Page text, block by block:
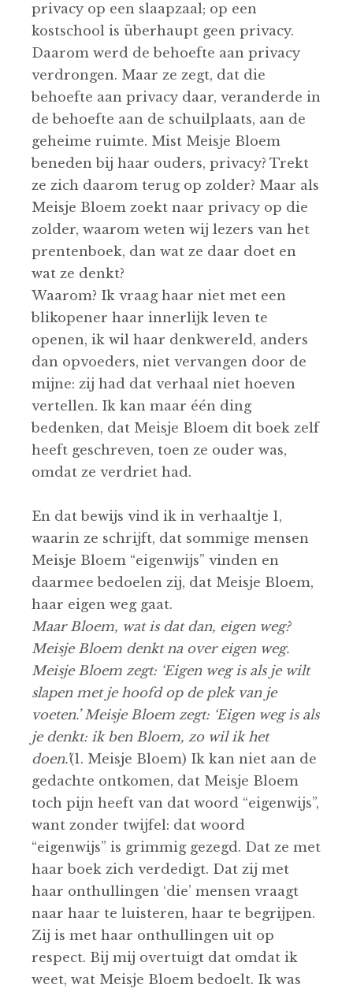
privacy op een slaapzaal; op een
kostschool is überhaupt geen privacy.
Daarom werd de behoefte aan privacy
verdrongen. Maar ze zegt, dat die
behoefte aan privacy daar, veranderde in
de behoefte aan de schuilplaats, aan de
geheime ruimte. Mist Meisje Bloem
beneden bij haar ouders, privacy? Trekt
ze zich daarom terug op zolder? Maar als
Meisje Bloem zoekt naar privacy op die
zolder, waarom weten wij lezers van het
prentenboek, dan wat ze daar doet en
wat ze denkt?
Waarom? Ik vraag haar niet met een
blikopener haar innerlijk leven te
openen, ik wil haar denkwereld, anders
dan opvoeders, niet vervangen door de
mijne: zij had dat verhaal niet hoeven
vertellen. Ik kan maar één ding
bedenken, dat Meisje Bloem dit boek zelf
heeft geschreven, toen ze ouder was,
omdat ze verdriet had.
En dat bewijs vind ik in verhaaltje 1,
waarin ze schrijft, dat sommige mensen
Meisje Bloem “eigenwijs” vinden en
daarmee bedoelen zij, dat Meisje Bloem,
haar eigen weg gaat.
Maar Bloem, wat is dat dan, eigen weg?
Meisje Bloem denkt na over eigen weg.
Meisje Bloem zegt: ‘Eigen weg is als je wilt
slapen met je hoofd op de plek van je
voeten.’ Meisje Bloem zegt: ‘Eigen weg is als
je denkt: ik ben Bloem, zo wil ik het
doen.’(1. Meisje Bloem) Ik kan niet aan de
gedachte ontkomen, dat Meisje Bloem
toch pijn heeft van dat woord “eigenwijs”,
want zonder twijfel: dat woord
“eigenwijs” is grimmig gezegd. Dat ze met
haar boek zich verdedigt. Dat zij met
haar onthullingen ‘die’ mensen vraagt
naar haar te luisteren, haar te begrijpen.
Zij is met haar onthullingen uit op
respect. Bij mij overtuigt dat omdat ik
weet, wat Meisje Bloem bedoelt. Ik was